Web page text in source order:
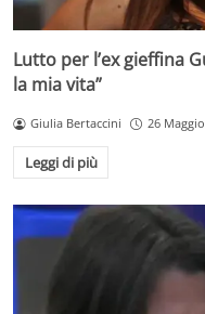
Lutto per l’ex gieffina
la mia vita”
Giulia Bertaccini 26
Leggi di più